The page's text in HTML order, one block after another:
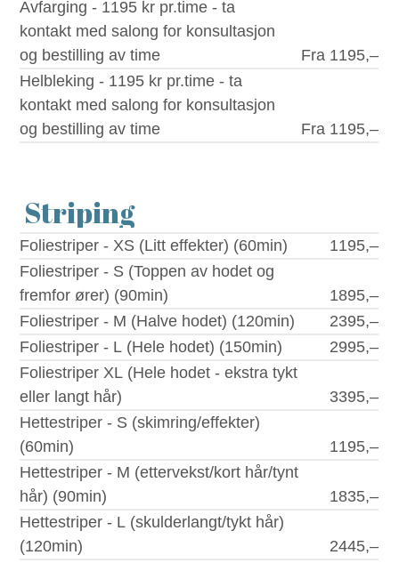
Avfarging - 1195 kr pr.time - ta
kontakt med salong for konsultasjon
og bestilling av time
Fra 1195,–
Helbleking - 1195 kr pr.time - ta
kontakt med salong for konsultasjon
og bestilling av time
Fra 1195,–
Striping
Foliestriper - XS (Litt effekter) (60min)
1195,–
Foliestriper - S (Toppen av hodet og
fremfor ører) (90min)
1895,–
Foliestriper - M (Halve hodet) (120min)
2395,–
Foliestriper - L (Hele hodet) (150min)
2995,–
Foliestriper XL (Hele hodet - ekstra tykt
eller langt hår)
3395,–
Hettestriper - S (skimring/effekter)
(60min)
1195,–
Hettestriper - M (ettervekst/kort hår/tynt
hår) (90min)
1835,–
Hettestriper - L (skulderlangt/tykt hår)
(120min)
2445,–